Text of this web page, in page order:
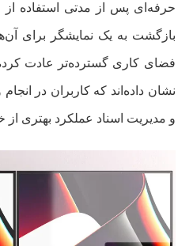
حرفه‌ای پس از مدتی استفاده از
بازگشت به یک نمایشگر برای
فضای کاری گسترده‌تر عادت
نشان داده‌اند که کاربران در
و مدیریت اسناد عملکرد بهتری